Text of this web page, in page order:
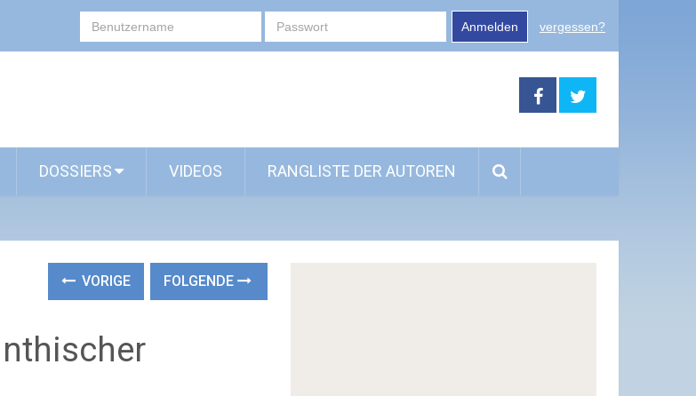
Anmelden vergessen?
DOSSIERS VIDEOS RANGLISTE DER AUTOREN
VORIGE FOLGENDE